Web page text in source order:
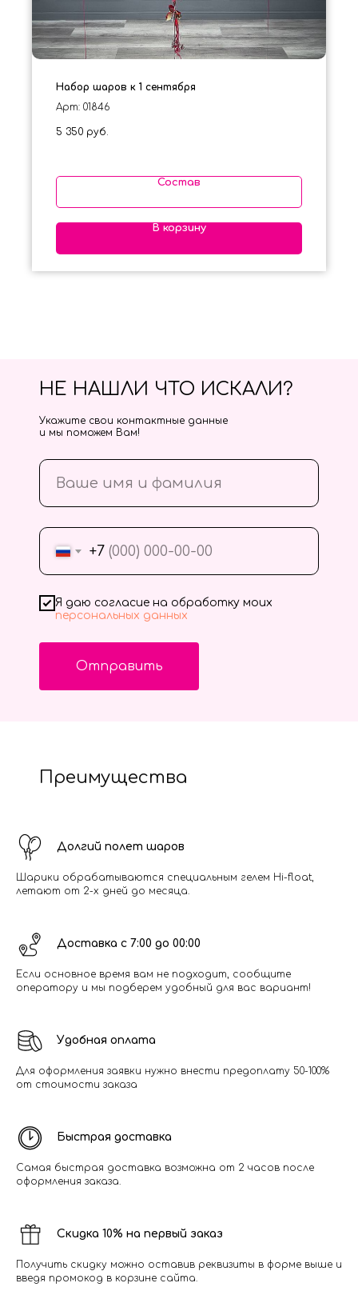
Набор шаров к 1 сентября
Арт: 01846
5 350 руб.
Состав
В корзину
+7
Я даю согласие на обработку моих
персональных данных
Отправить
НЕ НАШЛИ ЧТО ИСКАЛИ?
Укажите свои контактные данные
и мы поможем Вам!
Преимущества
Долгий полет шаров
Шарики обрабатываются специальным гелем Hi-float,
летают от 2-х дней до месяца.
Доставка с 7:00 до 00:00
Если основное время вам не подходит, сообщите
оператору и мы подберем удобный для вас вариант!
Удобная оплата
Для оформления заявки нужно внести предоплату 50-100%
от стоимости заказа
Быстрая доставка
Самая быстрая доставка возможна от 2 часов после
оформления заказа.
Скидка 10% на первый заказ
Получить скидку можно оставив реквизиты в форме выше и
введя промокод в корзине сайта.